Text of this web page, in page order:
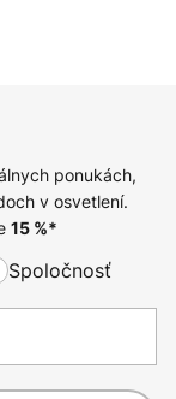
ponukách,
v osvetlení.
15%*
Spoločnosť